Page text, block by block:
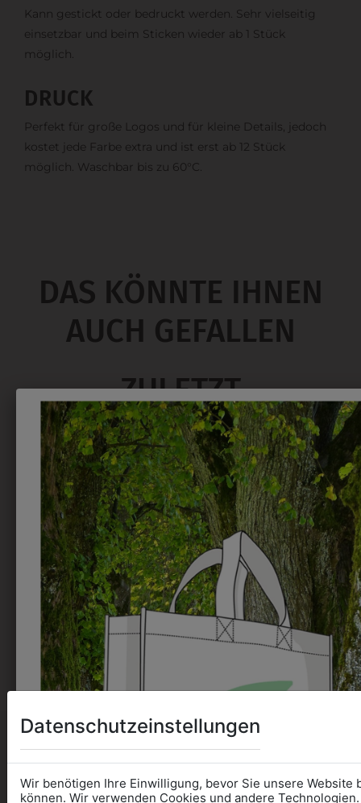
Kann gestickt oder bedruckt werden. Sehr vielseitig
einsetzbar und beim Sticken wieder ab 1 Stück
möglich.
DRUCK
Perfekt für große Logos und für kleine Details, jedoch
kostet jede Farbe extra und ist erst ab 12 Stück
möglich. Waschbar bis zu 60°C.
DAS KÖNNTE IHNEN
AUCH GEFALLEN
ZULETZT
ANGESEHEN
INFORMATIONSFOLDER
1. JAHRGANG
ZUM DOWNLOADEN
Datenschutzeinstellungen
Wir benötigen Ihre Einwilligung, bevor Sie unsere Website
können. Wir verwenden Cookies und andere